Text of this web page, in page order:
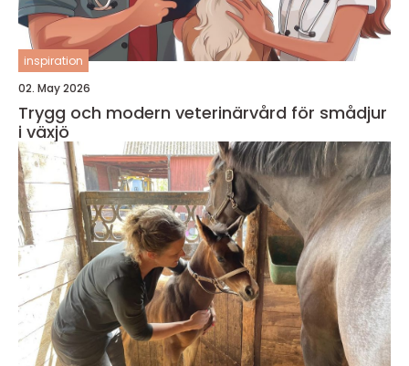
inspiration
02. May 2026
Trygg och modern veterinärvård för smådjur
i växjö